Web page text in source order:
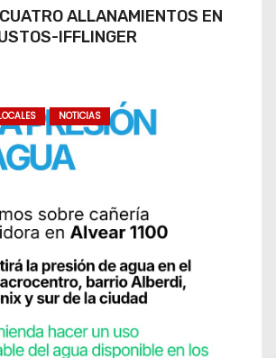
ALLANAMIENTOS EN
IFFLINGER
NOTICIAS